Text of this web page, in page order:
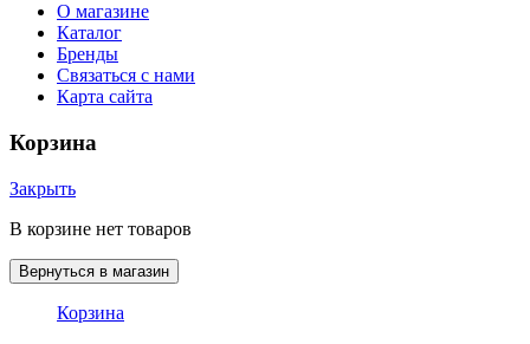
О магазине
Каталог
Бренды
Связаться с нами
Карта сайта
Корзина
Закрыть
В корзине нет товаров
Вернуться в магазин
Корзина